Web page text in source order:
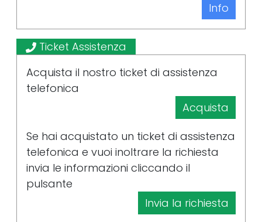
Info
Ticket Assistenza
Acquista il nostro ticket di assistenza
telefonica
Acquista
Se hai acquistato un ticket di assistenza
telefonica e vuoi inoltrare la richiesta
invia le informazioni cliccando il
pulsante
Invia la richiesta